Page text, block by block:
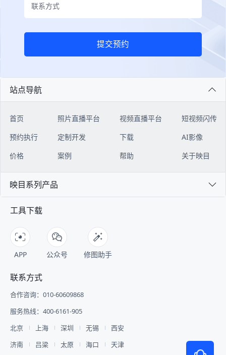
提交预约
站点导航
首页
预约执行
价格
照片直播平台
定制开发
案例
视频直播平台
下载
帮助
短视频闪传
AI影像
关于映目
映目系列产品
工具下载
APP 公众号 修图助手
联系方式
合作咨询：010-60609868
服务热线：400-6161-905
北京
上海 深圳 无锡
西安
济南
吕梁 太原 海口 天津